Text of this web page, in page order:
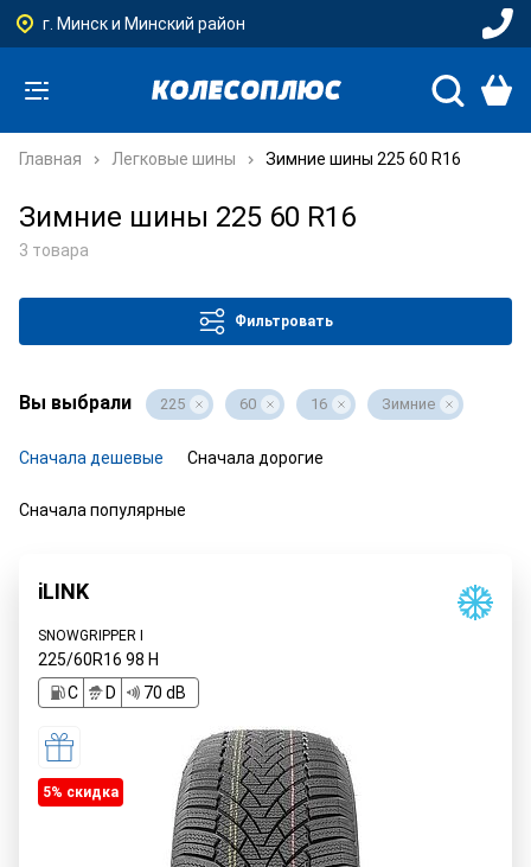
г. Минск и Минский район
Главная Легковые шины Зимние шины 225 60 R16
Зимние шины 225 60 R16
3 товара
Фильтровать
Вы выбрали 225 60 16 Зимние
Сначала дешевые Сначала дорогие
Сначала популярные
iLINK
SNOWGRIPPER I
225/60R16 98 H
C
D 70 dB
5% cкидка